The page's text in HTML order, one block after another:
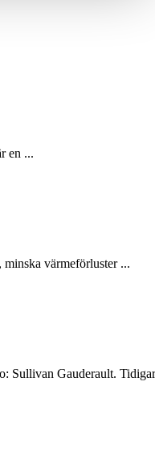
en ...
minska värmeförluster ...
Sullivan Gauderault.